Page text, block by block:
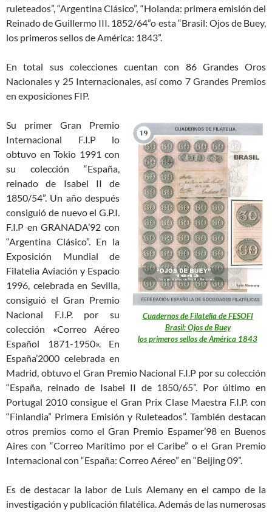
ruleteados”, “Argentina Clásico”, “Holanda: primera emisión del
Reinado de Guillermo III. 1852/64”o esta “Brasil: Ojos de Buey,
los primeros sellos de América: 1843”.
En total sus colecciones cuentan con 86 Grandes Oros
Nacionales y 25 Internacionales, así como 7 Grandes Premios
en exposiciones FIP.
Cuadernos de Filatelia de FESOFI
Brasil: Ojos de Buey
los primeros sellos de América 1843
Su primer Gran Premio
Internacional F.I.P lo
obtuvo en Tokio 1991 con
su colección “España,
reinado de Isabel II de
1850/54”. Un año después
consiguió de nuevo el G.P.I.
F.I.P en GRANADA’92 con
“Argentina Clásico”. En la
Exposición Mundial de
Filatelia Aviación y Espacio
1996, celebrada en Sevilla,
consiguió el Gran Premio
Nacional F.I.P. por su
colección «Correo Aéreo
Español 1871-1950». En
España’2000 celebrada en
Madrid, obtuvo el Gran Premio Nacional F.I.P por su colección
“España, reinado de Isabel II de 1850/65”. Por último en
Portugal 2010 consigue el Gran Prix Clase Maestra F.I.P. con
“Finlandia” Primera Emisión y Ruleteados”. También destacan
otros premios como el Gran Premio Espamer’98 en Buenos
Aires con “Correo Marítimo por el Caribe” o el Gran Premio
Internacional con “España: Correo Aéreo” en “Beijing 09”.
Es de destacar la labor de Luis Alemany en el campo de la
investigación y publicación filatélica. Además de las numerosas